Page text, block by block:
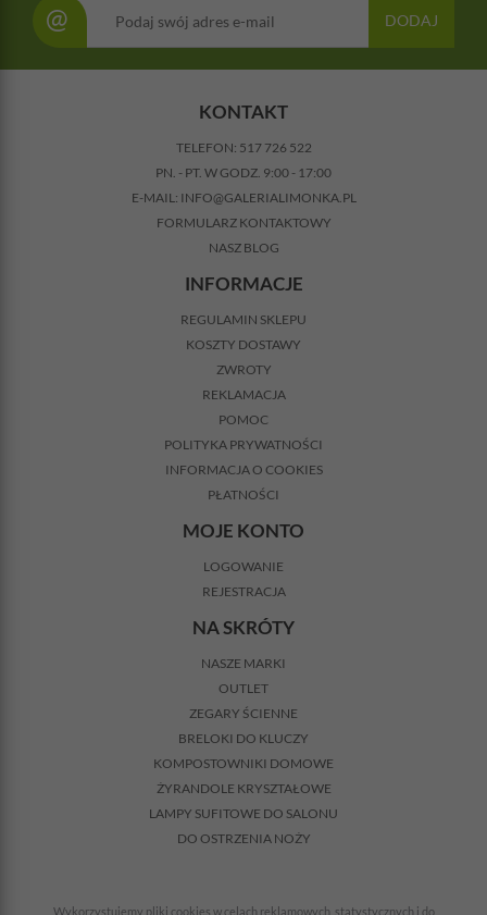
@ DODAJ
KONTAKT
TELEFON: 517 726 522
PN. - PT. W GODZ. 9:00 - 17:00
E-MAIL: INFO@GALERIALIMONKA.PL
FORMULARZ KONTAKTOWY
NASZ BLOG
INFORMACJE
REGULAMIN SKLEPU
KOSZTY DOSTAWY
ZWROTY
REKLAMACJA
POMOC
POLITYKA PRYWATNOŚCI
INFORMACJA O COOKIES
PŁATNOŚCI
MOJE KONTO
LOGOWANIE
REJESTRACJA
NA SKRÓTY
NASZE MARKI
OUTLET
ZEGARY ŚCIENNE
BRELOKI DO KLUCZY
KOMPOSTOWNIKI DOMOWE
ŻYRANDOLE KRYSZTAŁOWE
LAMPY SUFITOWE DO SALONU
DO OSTRZENIA NOŻY
Wykorzystujemy pliki cookies w celach reklamowych, statystycznych i do